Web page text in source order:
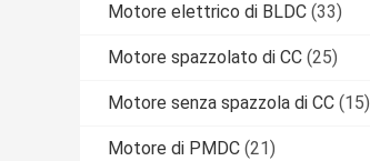
Motore elettrico di BLDC (33)
Motore spazzolato di CC (25)
Motore senza spazzola di CC (15)
Motore di PMDC (21)